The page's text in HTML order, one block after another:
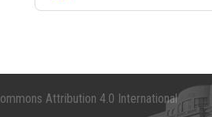
Attribution 4.0 International